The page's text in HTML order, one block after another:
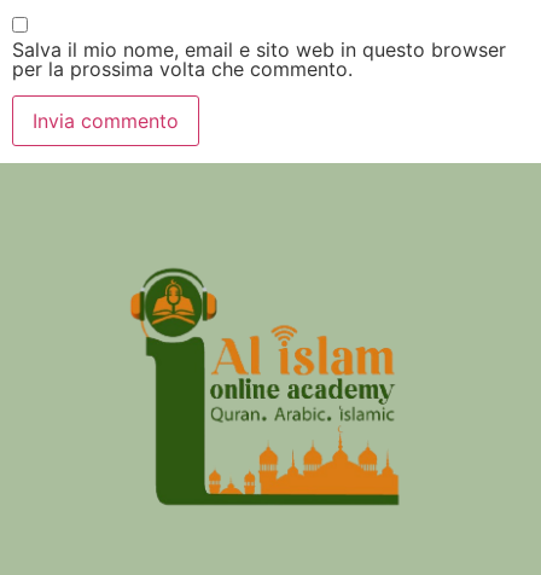
Salva il mio nome, email e sito web in questo browser
per la prossima volta che commento.